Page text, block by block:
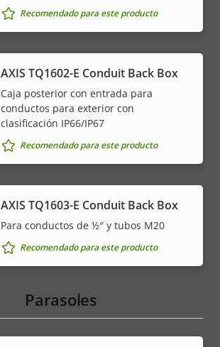
Recomendado para este producto
AXIS TQ1602-E Conduit Back Box
Caja posterior con entrada para
conductos para exterior con
clasificación IP66/IP67
Recomendado para este producto
AXIS TQ1603-E Conduit Back Box
Para conductos de ½″ y tubos M20
Recomendado para este producto
Parasoles